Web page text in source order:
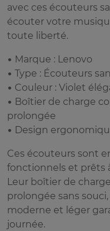
avec ces écouteurs
écouter votre
toute liberté.
• Marque : Lenovo
• Type : Écouteurs
• Couleur : Violet
• Boîtier de charge
prolongée
• Design
Ces écouteurs sont
fonctionnels et prêts
Leur boîtier de
prolongée sans
moderne et léger
journée.